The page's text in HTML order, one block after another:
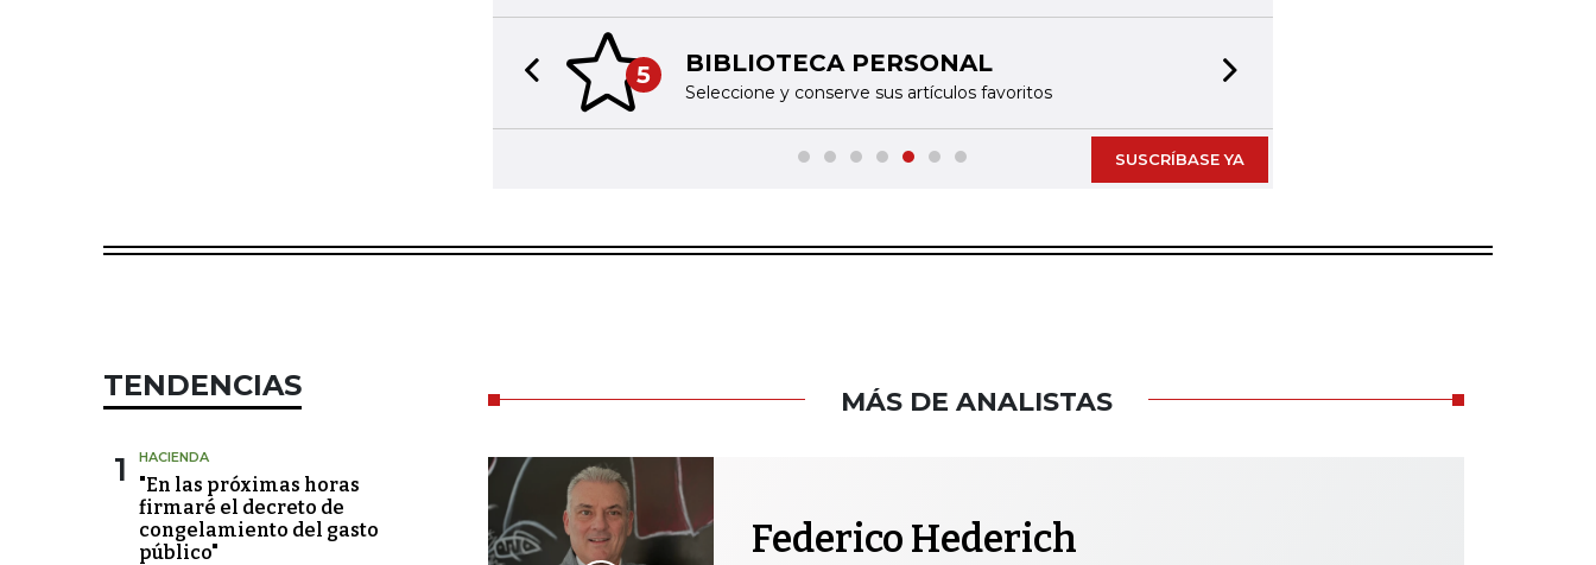
5 BIBLIOTECA PERSONAL
Seleccione y conserve sus artículos favoritos
Previous slide
SUSCRÍBASE YA
TENDENCIAS
1 HACIENDA
"En las próximas horas
firmaré el decreto de
congelamiento del gasto
público"
MÁS DE ANALISTAS
Federico Hederich